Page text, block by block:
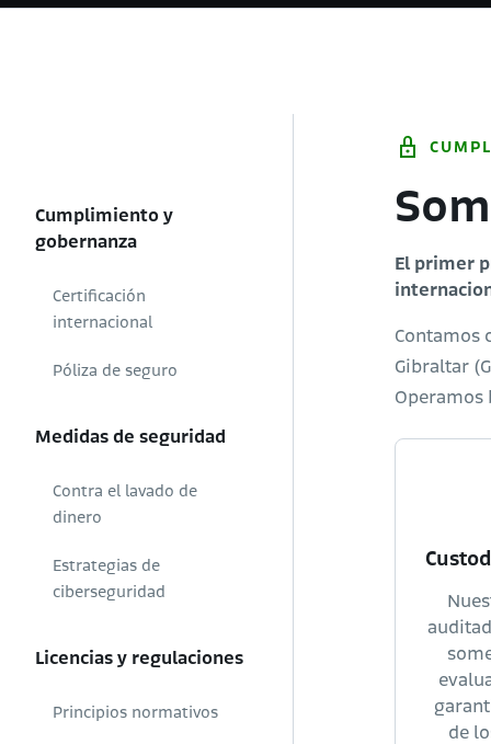
Cumplimiento y
gobernanza
Certificación
internacional
Póliza de seguro
Medidas de seguridad
Contra el lavado de
dinero
Estrategias de
ciberseguridad
Licencias y regulaciones
Principios normativos
El primer
Contamos
Gibraltar
Operamos
de